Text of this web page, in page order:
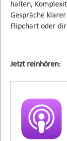
halten,
Gespräche
Flipchart oder
Jetzt reinhören: